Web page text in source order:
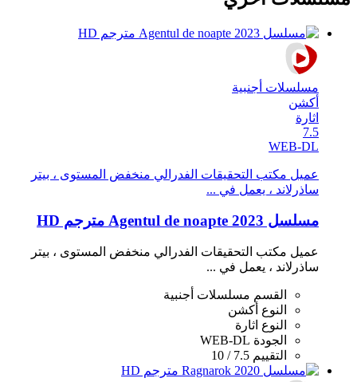
مسلسلات أجنبية
أكشن
اثارة
7.5
WEB-DL
عميل مكتب التحقيقات الفدرالي منخفض المستوى ، بيتر
ساذرلاند ، يعمل في ...
مسلسل Agentul de noapte 2023 مترجم HD
عميل مكتب التحقيقات الفدرالي منخفض المستوى ، بيتر
ساذرلاند ، يعمل في ...
القسم مسلسلات أجنبية
النوع أكشن
النوع اثارة
الجودة WEB-DL
التقييم 7.5 / 10